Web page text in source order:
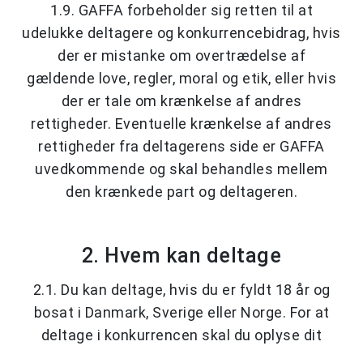
1.9. GAFFA forbeholder sig retten til at
udelukke deltagere og konkurrencebidrag, hvis
der er mistanke om overtrædelse af
gældende love, regler, moral og etik, eller hvis
der er tale om krænkelse af andres
rettigheder. Eventuelle krænkelse af andres
rettigheder fra deltagerens side er GAFFA
uvedkommende og skal behandles mellem
den krænkede part og deltageren.
2. Hvem kan deltage
2.1. Du kan deltage, hvis du er fyldt 18 år og
bosat i Danmark, Sverige eller Norge. For at
deltage i konkurrencen skal du oplyse dit